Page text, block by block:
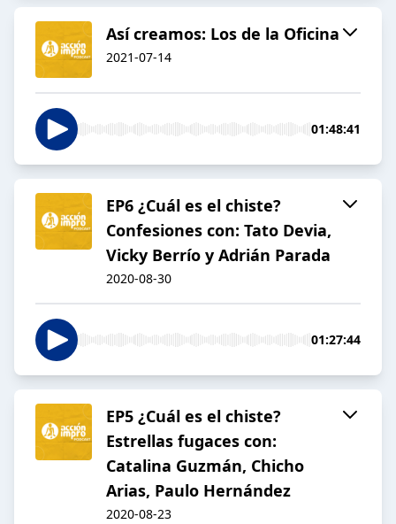
Así creamos: Los de la Oficina
2021-07-14
01:48:41
EP6 ¿Cuál es el chiste?
Confesiones con: Tato Devia,
Vicky Berrío y Adrián Parada
2020-08-30
01:27:44
EP5 ¿Cuál es el chiste?
Estrellas fugaces con:
Catalina Guzmán, Chicho
Arias, Paulo Hernández
2020-08-23